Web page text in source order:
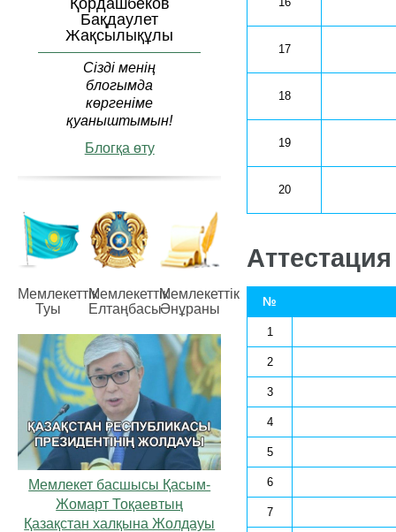
Қордашбеков
Бақдаулет
Жақсылықұлы
Сізді менің
блогымда
көргеніме
қуаныштымын!
Блогқа өту
Мемлекеттiк
Туы
Мемлекеттiк
Елтаңбасы
Мемлекеттiк
Әнұраны
Мемлекет басшысы Қасым-
Жомарт Тоқаевтың
Қазақстан халқына Жолдауы
17
18
19
20
Аттестация
№
1
2
3
4
5
6
7